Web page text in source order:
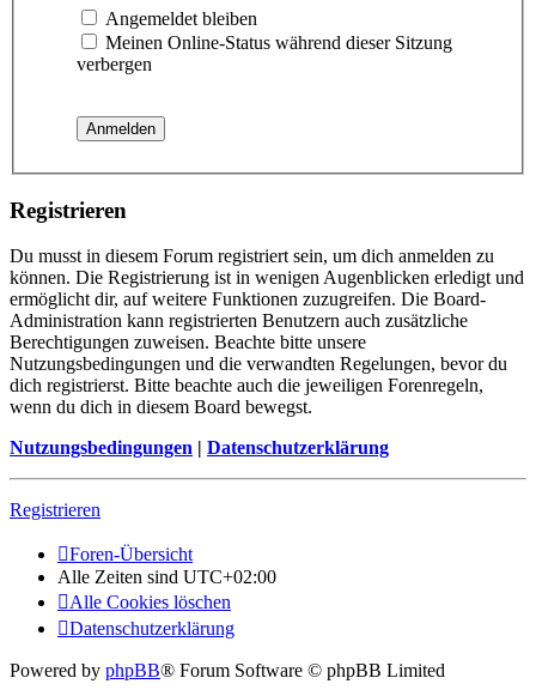
Angemeldet bleiben
Meinen Online-Status während dieser Sitzung
verbergen
Registrieren
Du musst in diesem Forum registriert sein, um dich anmelden zu
können. Die Registrierung ist in wenigen Augenblicken erledigt und
ermöglicht dir, auf weitere Funktionen zuzugreifen. Die Board-
Administration kann registrierten Benutzern auch zusätzliche
Berechtigungen zuweisen. Beachte bitte unsere
Nutzungsbedingungen und die verwandten Regelungen, bevor du
dich registrierst. Bitte beachte auch die jeweiligen Forenregeln,
wenn du dich in diesem Board bewegst.
Nutzungsbedingungen | Datenschutzerklärung
Registrieren
Foren-Übersicht
Alle Zeiten sind UTC+02:00
Alle Cookies löschen
Datenschutzerklärung
Powered by phpBB® Forum Software © phpBB Limited